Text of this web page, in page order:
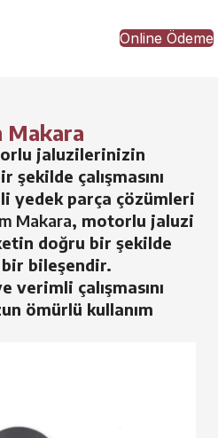
Online Ödeme
jaluzilerinizin
çalışmasını
yedek parça çözümleri
Makara, motorlu jaluzi
doğru bir şekilde
bileşendir.
verimli çalışmasını
ömürlü kullanım